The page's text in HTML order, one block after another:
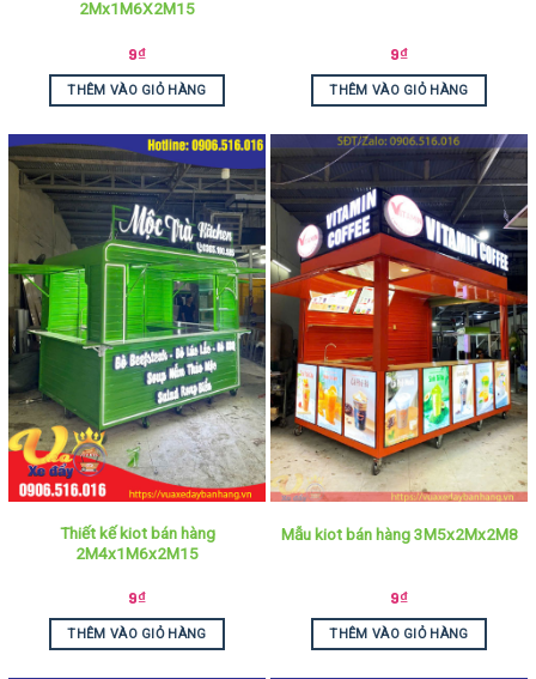
2Mx1M6X2M15
9₫
THÊM VÀO GIỎ HÀNG
9₫
THÊM VÀO GIỎ HÀNG
Thiết kế kiot bán hàng
2M4x1M6x2M15
9₫
THÊM VÀO GIỎ HÀNG
Mẫu kiot bán hàng 3M5x2Mx2M8
9₫
THÊM VÀO GIỎ HÀNG